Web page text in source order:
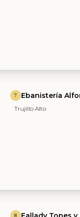
7 Ebanistería
Trujillo Alto
8